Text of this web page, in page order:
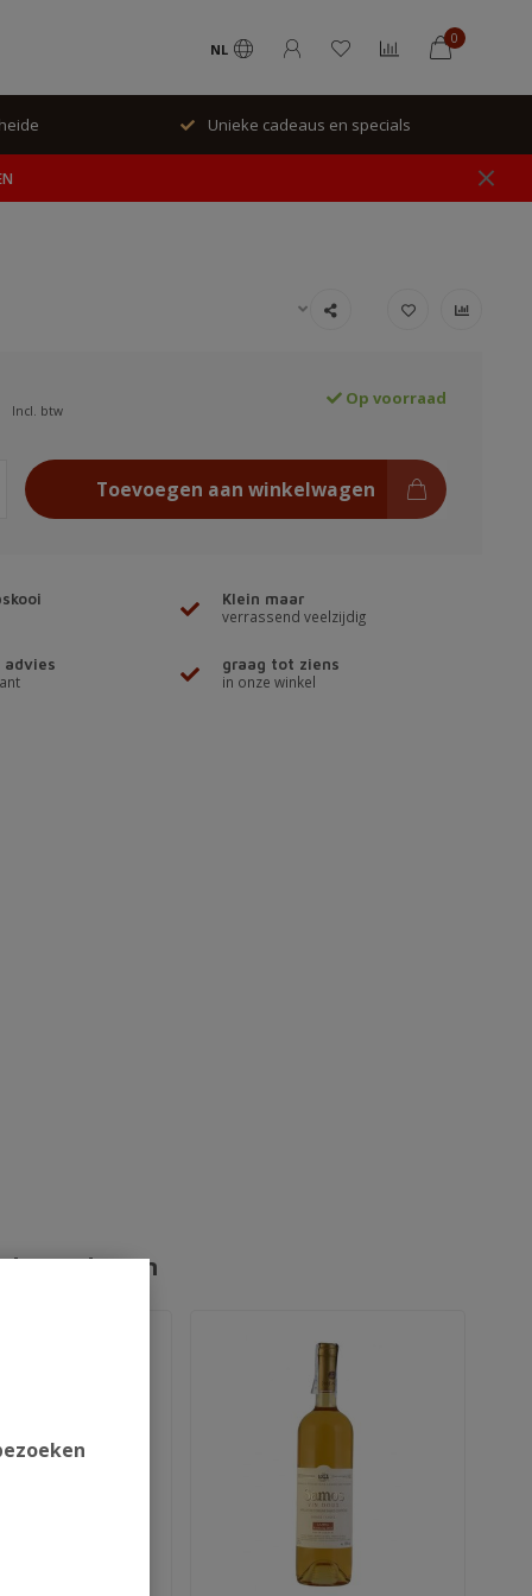
NL
0
Unieke cadeaus en specials
Incl. btw
Op voorraad
Toevoegen aan winkelwagen
Klein maar
verrassend veelzijdig
advies
graag tot ziens
in onze winkel
producten